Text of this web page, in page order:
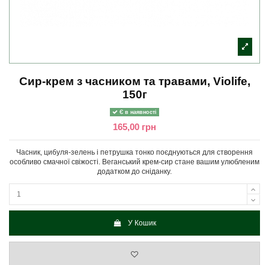
Сир-крем з часником та травами, Violife,
150г
Є в наявності
165,00 грн
Часник, цибуля-зелень і петрушка тонко поєднуються для створення
особливо смачної свіжості. Веганський крем-сир стане вашим улюбленим
додатком до сніданку.
У Кошик